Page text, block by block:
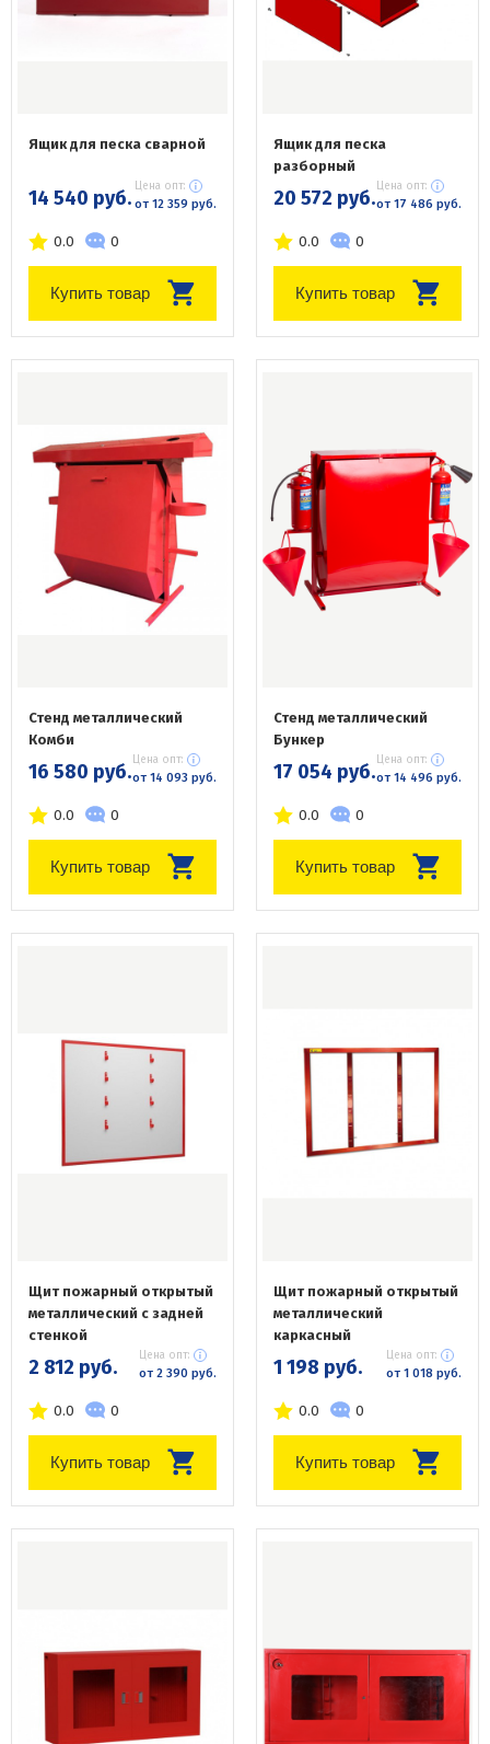
Ящик для песка сварной
14 540 руб. Цена опт:
от 12 359 руб.
0.0 0
Купить товар
Ящик для песка
разборный
20 572 руб. Цена опт:
от 17 486 руб.
0.0 0
Купить товар
Стенд металлический
Комби
16 580 руб. Цена опт:
от 14 093 руб.
0.0 0
Купить товар
Стенд металлический
Бункер
17 054 руб. Цена опт:
от 14 496 руб.
0.0 0
Купить товар
Щит пожарный открытый
металлический с задней
стенкой
2 812 руб. Цена опт:
от 2 390 руб.
0.0 0
Купить товар
Щит пожарный открытый
металлический
каркасный
1 198 руб. Цена опт:
от 1 018 руб.
0.0 0
Купить товар